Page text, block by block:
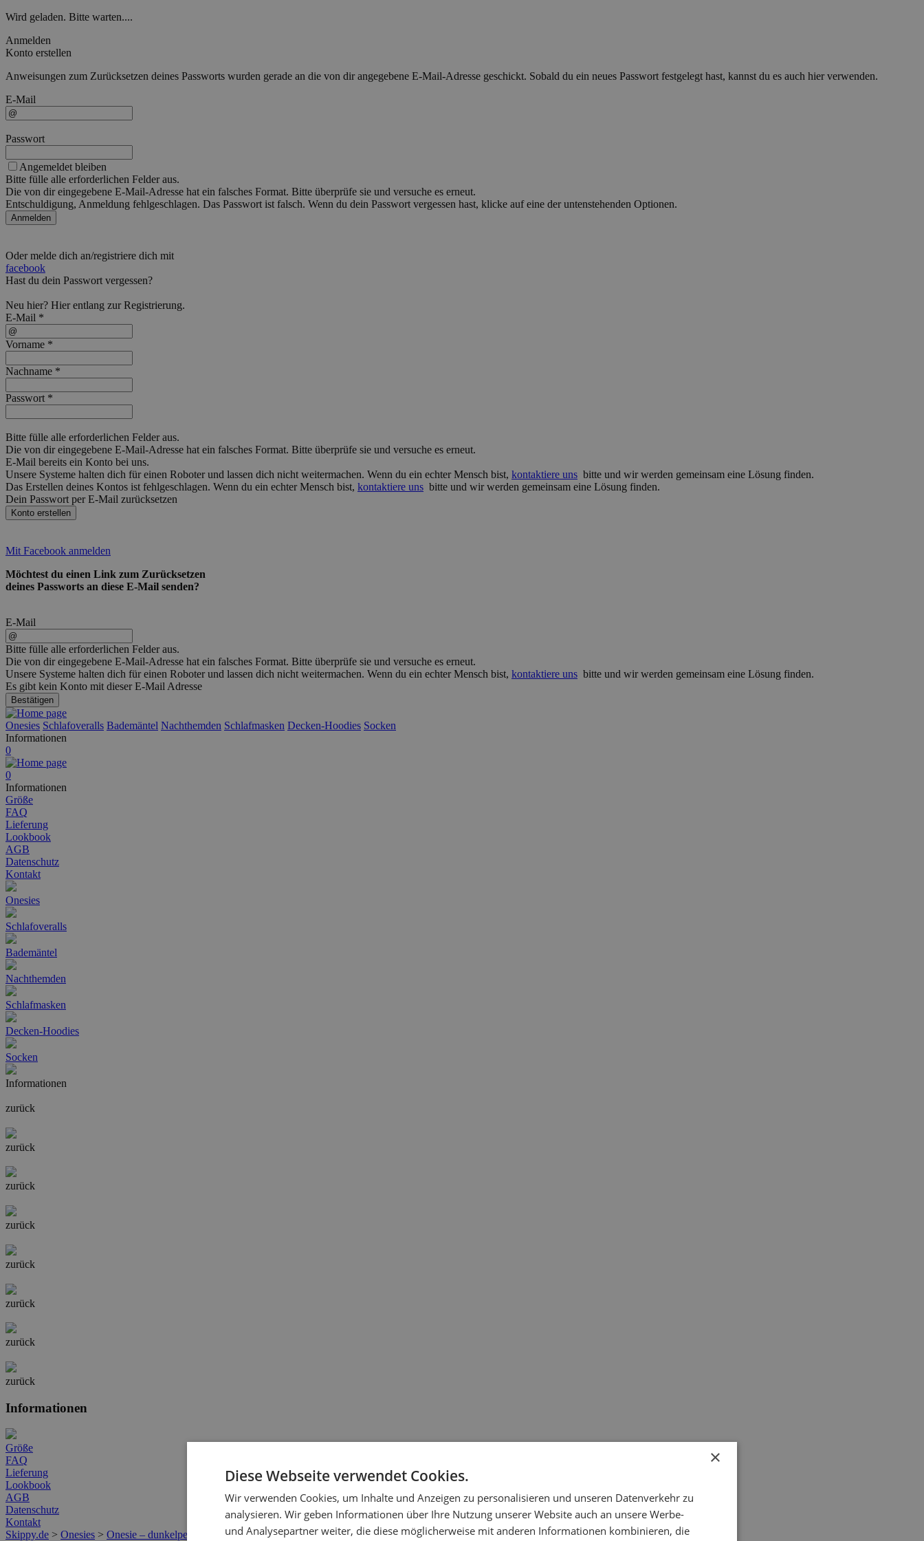
Wird geladen. Bitte warten....
Anmelden
Konto erstellen
Anweisungen zum Zurücksetzen deines Passworts wurden gerade an die von dir angegebene E-Mail-Adresse geschickt. Sobald du ein neues Passwort festgelegt hast, kannst du es auch hier verwenden.
E-Mail
Passwort
Angemeldet bleiben
Bitte fülle alle erforderlichen Felder aus.
Die von dir eingegebene E-Mail-Adresse hat ein falsches Format. Bitte überprüfe sie und versuche es erneut.
Entschuldigung, Anmeldung fehlgeschlagen. Das Passwort ist falsch. Wenn du dein Passwort vergessen hast, klicke auf eine der untenstehenden Optionen.
Anmelden
Oder melde dich an/registriere dich mit
facebook
Hast du dein Passwort vergessen?
Neu hier? Hierentlang zur Registrierung.
E-Mail *
Vorname *
Nachname *
Passwort *
Bitte fülle alle erforderlichen Felder aus.
Die von dir eingegebene E-Mail-Adresse hat ein falsches Format. Bitte überprüfe sie und versuche es erneut.
E-Mail bereits ein Konto bei uns.
Unsere Systeme halten dich für einen Roboter und lassen dich nicht weitermachen. Wenn du ein echter Mensch bist, kontaktiere uns bitte und wir werden gemeinsam eine Lösung finden.
Das Erstellen deines Kontos ist fehlgeschlagen. Wenn du ein echter Mensch bist, kontaktiere uns bitte und wir werden gemeinsam eine Lösung finden.
Dein Passwort per E-Mail zurücksetzen
Konto erstellen
Mit Facebook anmelden
Möchtest du einen Link zum Zurücksetzen
deines Passworts an diese E-Mail senden?
E-Mail
Bitte fülle alle erforderlichen Felder aus.
Die von dir eingegebene E-Mail-Adresse hat ein falsches Format. Bitte überprüfe sie und versuche es erneut.
Unsere Systeme halten dich für einen Roboter und lassen dich nicht weitermachen. Wenn du ein echter Mensch bist, kontaktiere uns bitte und wir werden gemeinsam eine Lösung finden.
Es gibt kein Konto mit dieser E-Mail Adresse
Bestätigen
Onesies Schlafoveralls Bademäntel Nachthemden Schlafmasken Decken-Hoodies Socken
Informationen
0
0
Informationen
Größe
FAQ
Lieferung
Lookbook
AGB
Datenschutz
Kontakt
Onesies
Schlafoveralls
Bademäntel
Nachthemden
Schlafmasken
Decken-Hoodies
Socken
Informationen
zurück
zurück
zurück
zurück
zurück
zurück
zurück
zurück
Informationen
Größe
FAQ
Lieferung
Lookbook
AGB
Datenschutz
Kontakt
Skippy.de > Onesies > Onesie – dunkelpetrol
×
Diese Webseite verwendet Cookies.
Wir verwenden Cookies, um Inhalte und Anzeigen zu personalisieren und unseren Datenverkehr zu
analysieren. Wir geben Informationen über Ihre Nutzung unserer Website auch an unsere Werbe-
und Analysepartner weiter, die diese möglicherweise mit anderen Informationen kombinieren, die